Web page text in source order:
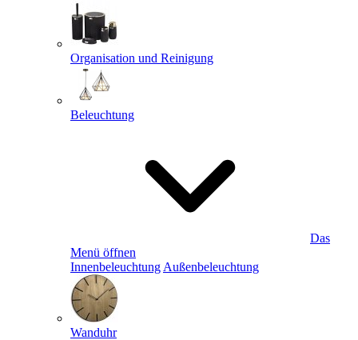
Organisation und Reinigung
Beleuchtung
Das
Menü öffnen
Innenbeleuchtung Außenbeleuchtung
Wanduhr